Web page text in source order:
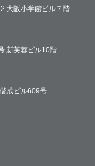
大阪小学館ビル７階
新芙蓉ビル10階
成ビル609号